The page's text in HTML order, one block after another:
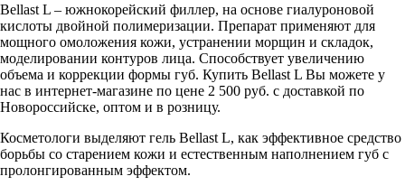
Bellast L – южнокорейский филлер, на основе гиалуроновой
кислоты двойной полимеризации. Препарат применяют для
мощного омоложения кожи, устранении морщин и складок,
моделировании контуров лица. Способствует увеличению
объема и коррекции формы губ. Купить Bellast L Вы можете у
нас в интернет-магазине по цене 2 500 руб. с доставкой по
Новороссийске, оптом и в розницу.
Косметологи выделяют гель Bellast L, как эффективное средство
борьбы со старением кожи и естественным наполнением губ с
пролонгированным эффектом.